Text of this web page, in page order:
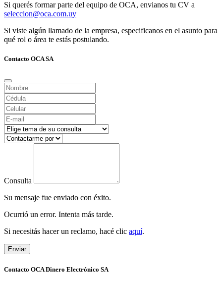
Si querés formar parte del equipo de OCA, envianos tu CV a
seleccion@oca.com.uy
Si viste algún llamado de la empresa, especificanos en el asunto para
qué rol o área te estás postulando.
Contacto OCA SA
Consulta
Su mensaje fue enviado con éxito.
Ocurrió un error. Intenta más tarde.
Si necesitás hacer un reclamo, hacé clic aquí.
Enviar
Contacto OCA Dinero Electrónico SA